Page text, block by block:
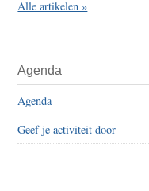
Alle artikelen »
Agenda
Agenda
Geef je activiteit door